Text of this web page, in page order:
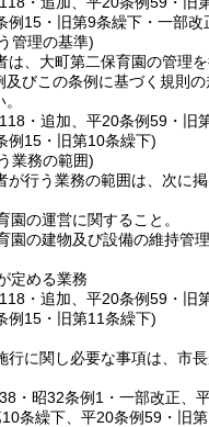
例15・旧第9条繰下・一部改
管理の基準)
は、大町第二保育園の管理
及びこの条例に基づく規則
・追加、平20条例59・旧
例15・旧第10条繰下)
業務の範囲)
が行う業務の範囲は、次に
園の運営に関すること。
園の建物及び設備の維持管
定める業務
・追加、平20条例59・旧
例15・旧第11条繰下)
行に関し必要な事項は、市
・昭32条例1・一部改正、
条繰下、平20条例59・旧第